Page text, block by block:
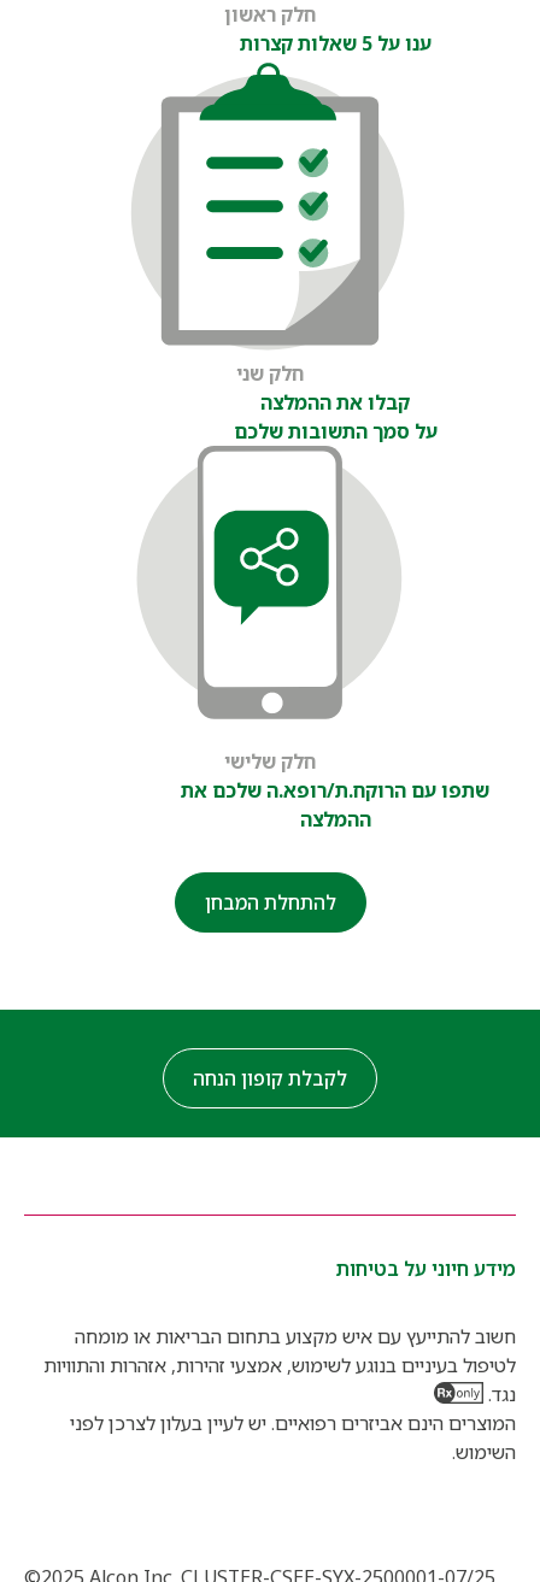
חלק ראשון
ענו על 5 שאלות קצרות
חלק שני
קבלו את ההמלצה
על סמך התשובות שלכם
חלק שלישי
שתפו עם הרוקח.ת/רופא.ה שלכם את
ההמלצה
להתחלת המבחן
לקבלת קופון הנחה
מידע חיוני על בטיחות
חשוב להתייעץ עם איש מקצוע בתחום הבריאות או מומחה
לטיפול בעיניים בנוגע לשימוש, אמצעי זהירות, אזהרות והתוויות
נגד.
המוצרים הינם אביזרים רפואיים. יש לעיין בעלון לצרכן לפני
השימוש.